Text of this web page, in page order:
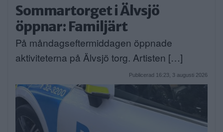
Sommartorget i Älvsjö
öppnar: Familjärt
På måndagseftermiddagen öppnade
aktiviteterna på Älvsjö torg. Artisten […]
Publicerad 16:23, 3 augusti 2026